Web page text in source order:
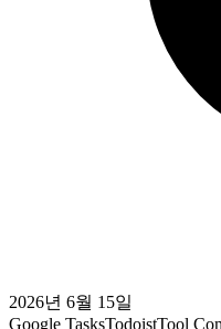
2026년 6월 15일
Google TasksTodoistTool